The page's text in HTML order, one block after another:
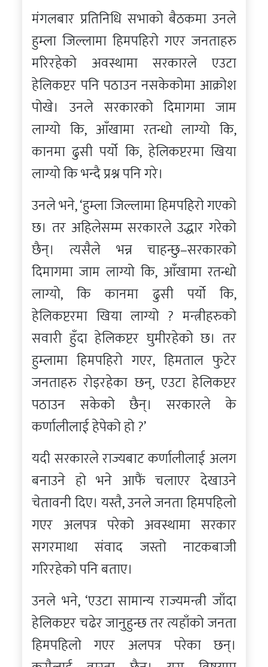
मंगलबार प्रतिनिधि सभाको बैठकमा उनले
हुम्ला जिल्लामा हिमपहिरो गएर जनताहरु
मरिरहेको अवस्थामा सरकारले एउटा
हेलिकप्टर पनि पठाउन नसकेकोमा आक्रोश
पोखे। उनले सरकारको दिमागमा जाम
लाग्यो कि, आँखामा रतन्धो लाग्यो कि,
कानमा ढुसी पर्यो कि, हेलिकप्टरमा खिया
लाग्यो कि भन्दै प्रश्न पनि गरे।
उनले भने, ‘हुम्ला जिल्लामा हिमपहिरो गएको
छ। तर अहिलेसम्म सरकारले उद्धार गरेको
छैन्। त्यसैले भन्न चाहन्छु–सरकारको
दिमागमा जाम लाग्यो कि, आँखामा रतन्धो
लाग्यो, कि कानमा ढुसी पर्यो कि,
हेलिकप्टरमा खिया लाग्यो ? मन्त्रीहरुको
सवारी हुँदा हेलिकप्टर घुमीरहेको छ। तर
हुम्लामा हिमपहिरो गएर, हिमताल फुटेर
जनताहरु रोइरहेका छन्, एउटा हेलिकप्टर
पठाउन सकेको छैन्। सरकारले के
कर्णालीलाई हेपेको हो ?’
यदी सरकारले राज्यबाट कर्णालीलाई अलग
बनाउने हो भने आफैं चलाएर देखाउने
चेतावनी दिए। यस्तै, उनले जनता हिमपहिलो
गएर अलपत्र परेको अवस्थामा सरकार
सगरमाथा संवाद जस्तो नाटकबाजी
गरिरहेको पनि बताए।
उनले भने, ‘एउटा सामान्य राज्यमन्त्री जाँदा
हेलिकप्टर चढेर जानुहुन्छ तर त्यहाँको जनता
हिमपहिलो गएर अलपत्र परेका छन्।